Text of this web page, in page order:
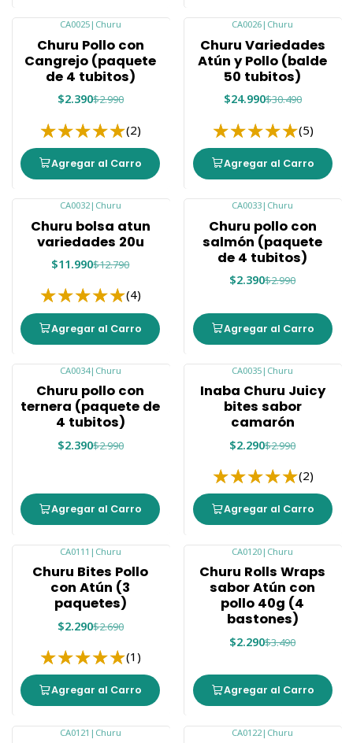
CA0025| Churu
Churu Pollo con
Cangrejo (paquete
de 4 tubitos)
$2.390$2.990
(2)
Agregar al Carro
CA0026 | Churu
Churu Variedades
Atún y Pollo (balde
50 tubitos)
$24.990$30.490
(5)
Agregar al Carro
CA0032| Churu
Churu bolsa atun
variedades 20u
$11.990$12.790
(4)
Agregar al Carro
CA0033 | Churu
Churu pollo con
salmón (paquete
de 4 tubitos)
$2.390$2.990
Agregar al Carro
CA0034| Churu
Churu pollo con
ternera (paquete de
4 tubitos)
$2.390$2.990
Agregar al Carro
CA0035 | Churu
Inaba Churu Juicy
bites sabor
camarón
$2.290$2.990
(2)
Agregar al Carro
CA0111 | Churu
Churu Bites Pollo
con Atún (3
paquetes)
$2.290$2.690
(1)
Agregar al Carro
CA0120 | Churu
Churu Rolls Wraps
sabor Atún con
pollo 40g (4
bastones)
$2.290$3.490
Agregar al Carro
CA0121 | Churu CA0122 | Churu